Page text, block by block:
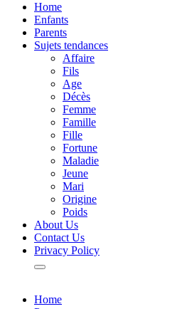
Home
Enfants
Parents
Sujets tendances
Affaire
Fils
Age
Décès
Femme
Famille
Fille
Fortune
Maladie
Jeune
Mari
Origine
Poids
About Us
Contact Us
Privacy Policy
Home